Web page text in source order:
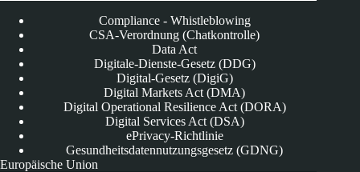
Compliance - Whistleblowing
CSA-Verordnung (Chatkontrolle)
Data Act
Digitale-Dienste-Gesetz (DDG)
Digital-Gesetz (DigiG)
Digital Markets Act (DMA)
Digital Operational Resilience Act (DORA)
Digital Services Act (DSA)
ePrivacy-Richtlinie
Gesundheitsdatennutzungsgesetz (GDNG)
Europäische Union